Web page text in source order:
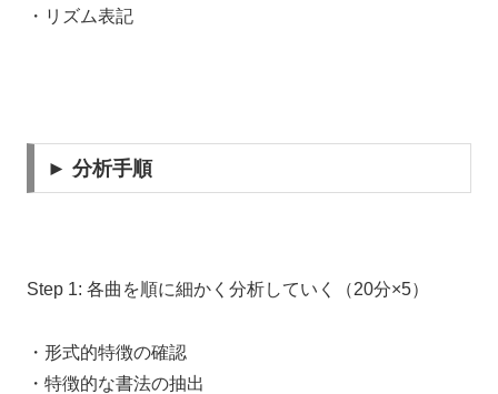
・リズム表記
► 分析手順
Step 1: 各曲を順に細かく分析していく（20分×5）
・形式的特徴の確認
・特徴的な書法の抽出